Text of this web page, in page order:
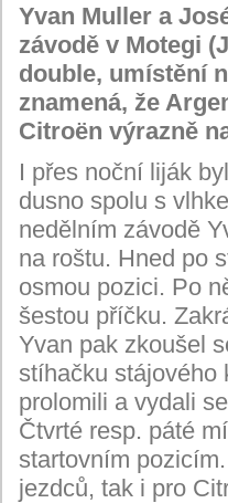
Yvan Muller a
závodě v Motegi
double, umístění
znamená, že
Citroën výrazně
I přes noční liják
dusno spolu s
nedělním závodě
na roštu. Hned po
osmou pozici. Po
šestou příčku.
Yvan pak zkoušel
stíhačku stájového
prolomili a vydali
Čtvrté resp. páté
startovním
jezdců, tak i pro